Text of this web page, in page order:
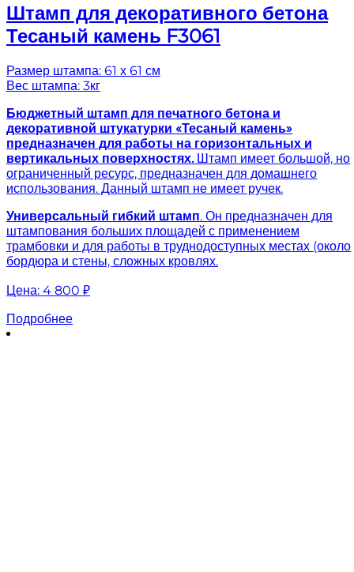
Штамп для декоративного бетона
Тесаный камень F3061
Размер штампа: 61 х 61 см
Вес штампа: 3кг
Бюджетный штамп для печатного бетона и
декоративной штукатурки «Тесаный камень»
предназначен для работы на горизонтальных и
вертикальных поверхностях. Штамп имеет большой, но
ограниченный ресурс, предназначен для домашнего
использования. Данный штамп не имеет ручек.
Универсальный гибкий штамп. Он предназначен для
штампования больших площадей с применением
трамбовки и для работы в труднодоступных местах (около
бордюра и стены, сложных кровлях.
Цена: 4 800 ₽
Подробнее